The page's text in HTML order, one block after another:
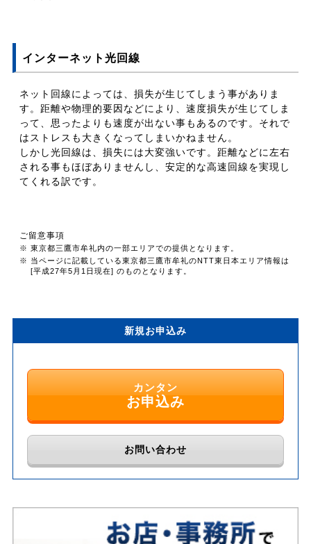
インターネット光回線
ネット回線によっては、損失が生じてしまう事がありま
す。距離や物理的要因などにより、速度損失が生じてしま
って、思ったよりも速度が出ない事もあるのです。それで
はストレスも大きくなってしまいかねません。
しかし光回線は、損失には大変強いです。距離などに左右
される事もほぼありませんし、安定的な高速回線を実現し
てくれる訳です。
ご留意事項
※ 東京都三鷹市牟礼内の一部エリアでの提供となります。
※ 当ページに記載している東京都三鷹市牟礼のNTT東日本エリア情報は
[平成27年5月1日現在] のものとなります。
新規お申込み
カンタン
お申込み
お問い合わせ